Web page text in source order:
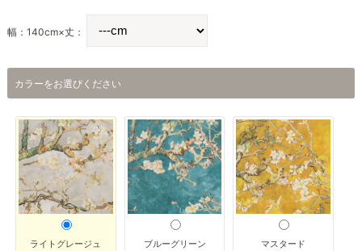
幅：140cm×丈：
カラーをお選びください
ライトグレージュ ブルーグリーン マスタード